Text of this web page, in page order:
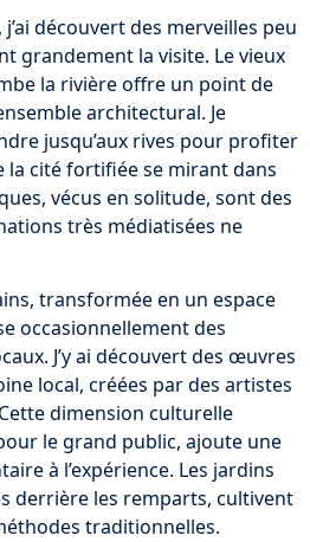
découvert des merveilles peu
grandement la visite. Le vieux
la rivière offre un point de
architectural. Je
jusqu’aux rives pour profiter
la cité fortifiée se mirant dans
vécus en solitude, sont des
très médiatisées ne
transformée en un espace
occasionnellement des
J’y ai découvert des œuvres
local, créées par des artistes
dimension culturelle
le grand public, ajoute une
à l’expérience. Les jardins
derrière les remparts, cultivent
traditionnelles.